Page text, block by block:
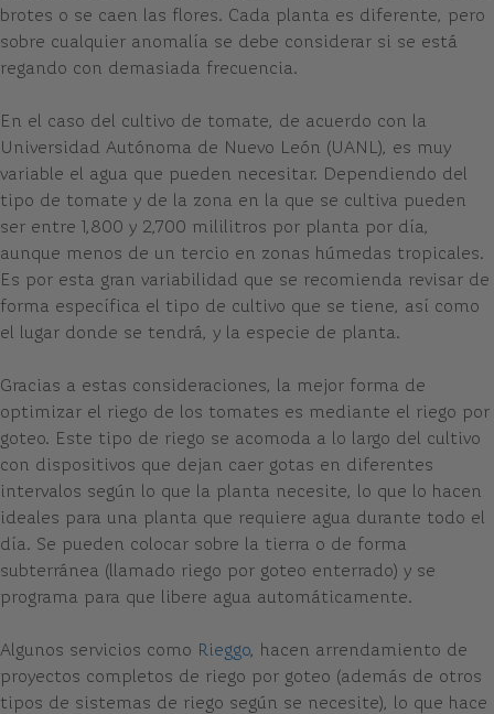
brotes o se caen las flores. Cada planta es diferente, pero
sobre cualquier anomalía se debe considerar si se está
regando con demasiada frecuencia.
En el caso del cultivo de tomate, de acuerdo con la
Universidad Autónoma de Nuevo León (UANL), es muy
variable el agua que pueden necesitar. Dependiendo del
tipo de tomate y de la zona en la que se cultiva pueden
ser entre 1,800 y 2,700 mililitros por planta por día,
aunque menos de un tercio en zonas húmedas tropicales.
Es por esta gran variabilidad que se recomienda revisar de
forma específica el tipo de cultivo que se tiene, así como
el lugar donde se tendrá, y la especie de planta.
Gracias a estas consideraciones, la mejor forma de
optimizar el riego de los tomates es mediante el riego por
goteo. Este tipo de riego se acomoda a lo largo del cultivo
con dispositivos que dejan caer gotas en diferentes
intervalos según lo que la planta necesite, lo que lo hacen
ideales para una planta que requiere agua durante todo el
día. Se pueden colocar sobre la tierra o de forma
subterránea (llamado riego por goteo enterrado) y se
programa para que libere agua automáticamente.
Algunos servicios como Rieggo, hacen arrendamiento de
proyectos completos de riego por goteo (además de otros
tipos de sistemas de riego según se necesite), lo que hace